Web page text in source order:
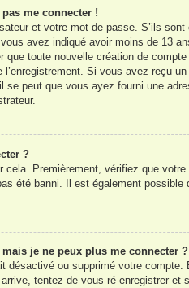
me connecter !
et votre mot de passe. S’ils
avez indiqué avoir moins de 13
que toute nouvelle création de
Si vous avez reçu
se peut que vous ayez fourni une
?
cela. Premièrement, vérifiez que
été banni. Il est également
je ne peux plus me connecter
désactivé ou supprimé votre
tentez de vous ré-enregistrer et